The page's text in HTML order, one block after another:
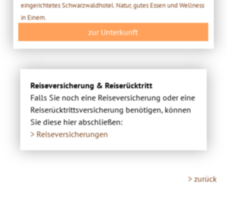
eingerichtetes Schwarzwaldhotel. Natur, gutes Essen und Wellness
in Einem.
zur Unterkunft
Reiseversicherung & Reiserücktritt
Falls Sie noch eine Reiseversicherung oder eine
Reiserücktrittsversicherung benötigen, können
Sie diese hier abschließen:
> Reiseversicherungen
> zurück